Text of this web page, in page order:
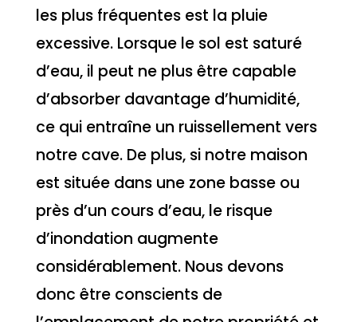
les plus fréquentes est la pluie
excessive. Lorsque le sol est saturé
d’eau, il peut ne plus être capable
d’absorber davantage d’humidité,
ce qui entraîne un ruissellement vers
notre cave. De plus, si notre maison
est située dans une zone basse ou
près d’un cours d’eau, le risque
d’inondation augmente
considérablement. Nous devons
donc être conscients de